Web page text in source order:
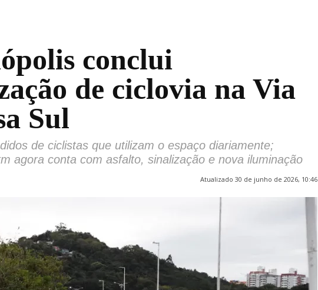
conclui
de ciclovia na Via
Sul
de ciclistas que utilizam o espaço diariamente;
agora conta com asfalto, sinalização e nova iluminação
Atualizado 30 de junho de 2026, 10:46